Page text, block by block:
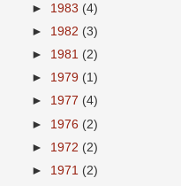
► 1983 (4)
► 1982 (3)
► 1981 (2)
► 1979 (1)
► 1977 (4)
► 1976 (2)
► 1972 (2)
► 1971 (2)